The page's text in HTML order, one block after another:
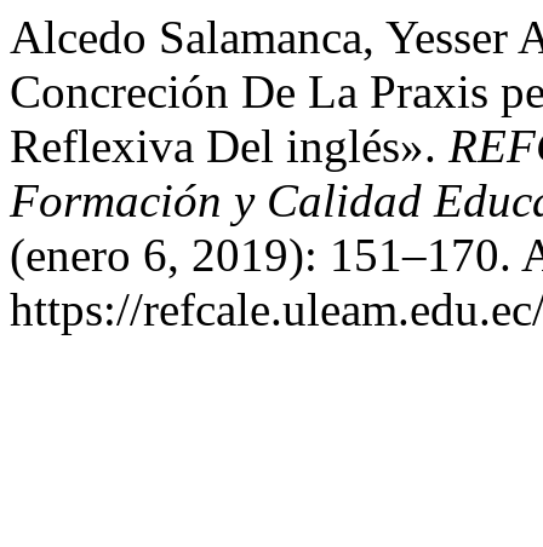
Alcedo Salamanca,
Concreción De La Praxis
Reflexiva Del inglés».
Formación y Calidad
(enero 6, 2019): 151–170.
https://